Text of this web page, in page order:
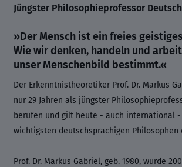
Jüngster Philosophieprofessor
»Der Mensch ist ein freies
Wie wir denken, handeln und
unser Menschenbild bestimmt.«
Der Erkenntnistheoretiker Prof. Dr. Markus
nur 29 Jahren als jüngster
berufen und gilt heute - auch international
wichtigsten deutschsprachigen Philosophen
Prof. Dr. Markus Gabriel, geb. 1980, wurde